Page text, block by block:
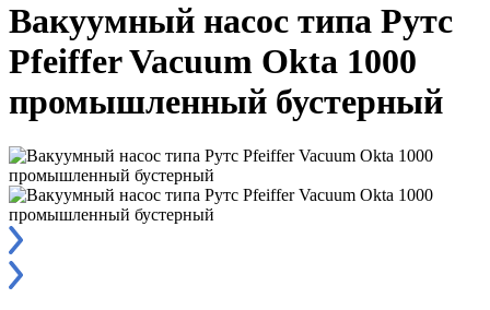
Вакуумный насос типа Рутс
Pfeiffer Vacuum Okta 1000
промышленный бустерный